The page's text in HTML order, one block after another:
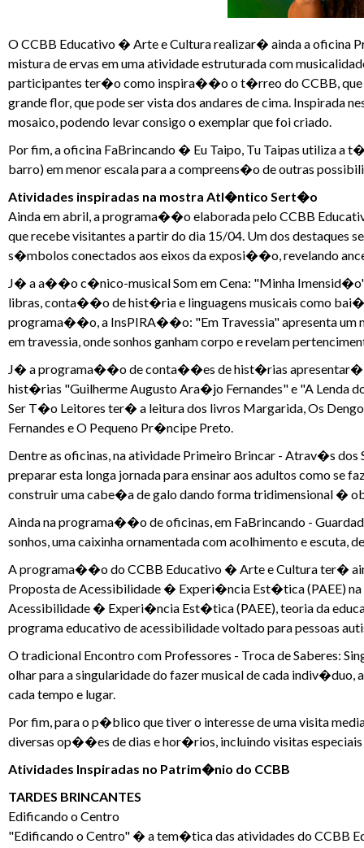
O CCBB Educativo � Arte e Cultura realizar� ainda a oficina
mistura de ervas em uma atividade estruturada com
participantes ter�o como inspira��o o t�rreo do CCBB, que
grande flor, que pode ser vista dos andares de cima.
mosaico, podendo levar consigo o exemplar que foi criado.
Por fim, a oficina FaBrincando � Eu Taipo, Tu Taipas utiliza a
barro) em menor escala para a compreens�o de outras
Atividades inspiradas na mostra Atl�ntico Sert�o
Ainda em abril, a programa��o elaborada pelo CCBB
que recebe visitantes a partir do dia 15/04. Um dos destaques
s�mbolos conectados aos eixos da exposi��o, revelando
J� a a��o c�nico-musical Som em Cena: "Minha
libras, conta��o de hist�ria e linguagens musicais como
programa��o, a InsPIRA��o: "Em Travessia" apresenta um
em travessia, onde sonhos ganham corpo e revelam
J� a programa��o de conta��es de hist�rias apresentar�
hist�rias "Guilherme Augusto Ara�jo Fernandes" e "A Lenda
Ser T�o Leitores ter� a leitura dos livros Margarida, Os
Fernandes e O Pequeno Pr�ncipe Preto.
Dentre as oficinas, na atividade Primeiro Brincar - Atrav�s
preparar esta longa jornada para ensinar aos adultos como
construir uma cabe�a de galo dando forma tridimensional �
Ainda na programa��o de oficinas, em FaBrincando -
sonhos, uma caixinha ornamentada com acolhimento e escuta,
A programa��o do CCBB Educativo � Arte e Cultura ter�
Proposta de Acessibilidade � Experi�ncia Est�tica (PAEE)
Acessibilidade � Experi�ncia Est�tica (PAEE), teoria da
programa educativo de acessibilidade voltado para pessoas
O tradicional Encontro com Professores - Troca de Saberes:
olhar para a singularidade do fazer musical de cada
cada tempo e lugar.
Por fim, para o p�blico que tiver o interesse de uma visita
diversas op��es de dias e hor�rios, incluindo visitas especiais
Atividades Inspiradas no Patrim�nio do CCBB
TARDES BRINCANTES
Edificando o Centro
"Edificando o Centro" � a tem�tica das atividades do CCBB